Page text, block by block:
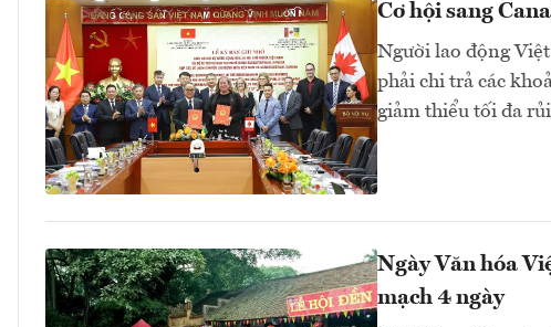
Cơ hội sang
Người lao động
phải chi trả các
giảm thiểu tối đa
Ngày Văn hóa
mạch 4 ngày